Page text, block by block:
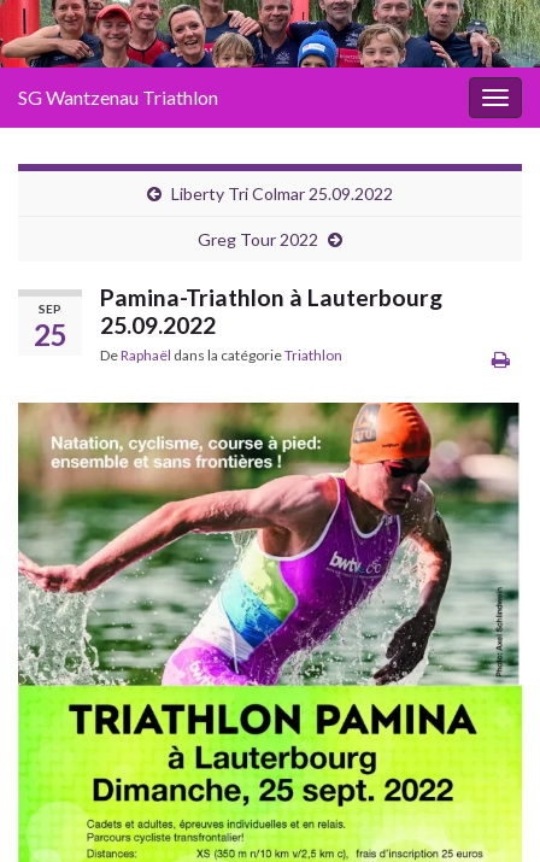
SG Wantzenau Triathlon
Liberty Tri Colmar 25.09.2022
Greg Tour 2022
SEP
25
Pamina-Triathlon à Lauterbourg
25.09.2022
DeRaphaël dans la catégorieTriathlon